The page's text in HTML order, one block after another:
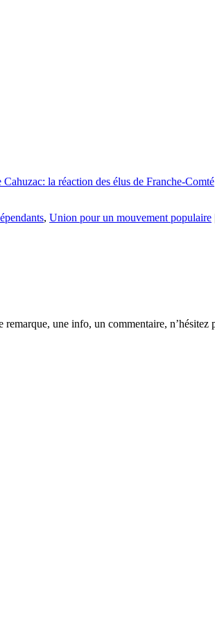
la réaction des élus de Franche-Comté
, Union pour un mouvement populaire
une info, un commentaire, n’hésitez